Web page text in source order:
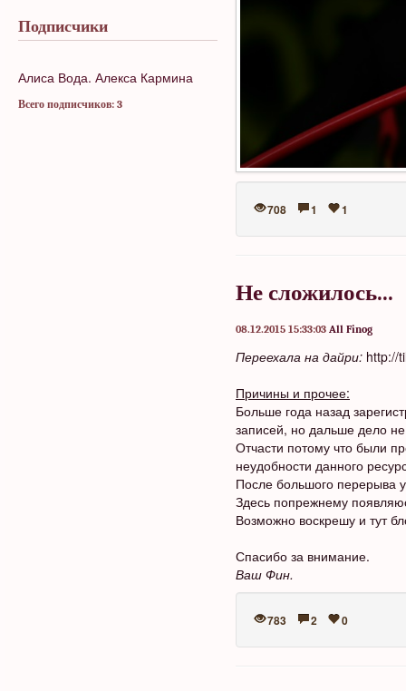
Подписчики
Алиса Вода. Алекса Кармина
Всего подписчиков: 3
708 1 1
Не сложилось...
08.12.2015 15:33:03 All Finog
Переехала на дайри: http://
Причины и прочее:
Больше года назад
записей, но дальше дело
Отчасти потому что были
неудобности данного
После большого перерыва
Здесь попрежнему
Возможно воскрешу и тут
Спасибо за внимание.
Ваш Фин.
783 2 0